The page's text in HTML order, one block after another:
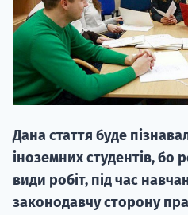
Дана стаття буде
іноземних студентів, бо
види робіт, під час
законодавчу сторону